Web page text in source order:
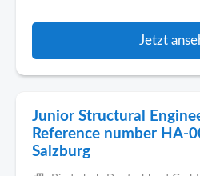
Jetzt
Junior Structural
Reference number HA-
Salzburg